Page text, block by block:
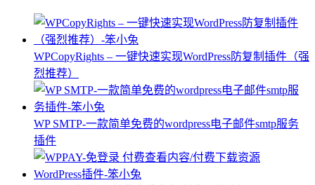
WPCopyRights – 一键快速实现WordPress防复制插件（强
烈推荐）
WP SMTP-一款简单免费的wordpress电子邮件smtp服务
插件